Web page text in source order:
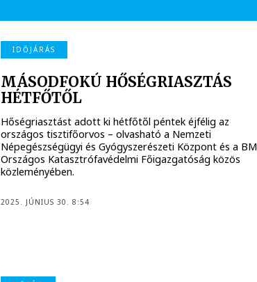
IDŐJÁRÁS
MÁSODFOKÚ HŐSÉGRIASZTÁS
HÉTFŐTŐL
Hőségriasztást adott ki hétfőtől péntek éjfélig az
országos tisztifőorvos – olvasható a Nemzeti
Népegészségügyi és Gyógyszerészeti Központ és a BM
Országos Katasztrófavédelmi Főigazgatóság közös
közleményében.
2025. JÚNIUS 30. 8:54